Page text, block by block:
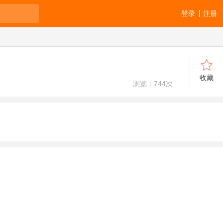
注册
登录
浏览： 744次
收藏